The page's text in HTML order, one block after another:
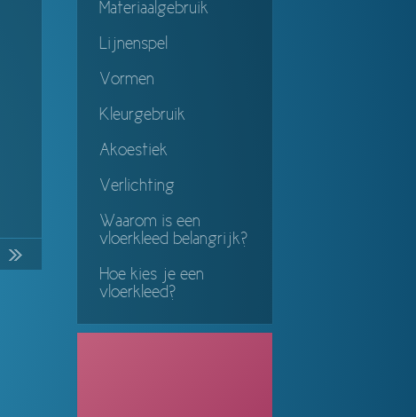
Materiaalgebruik
Lijnenspel
Vormen
Kleurgebruik
Akoestiek
Verlichting
Waarom is een
vloerkleed belangrijk?
Hoe kies je een
vloerkleed?